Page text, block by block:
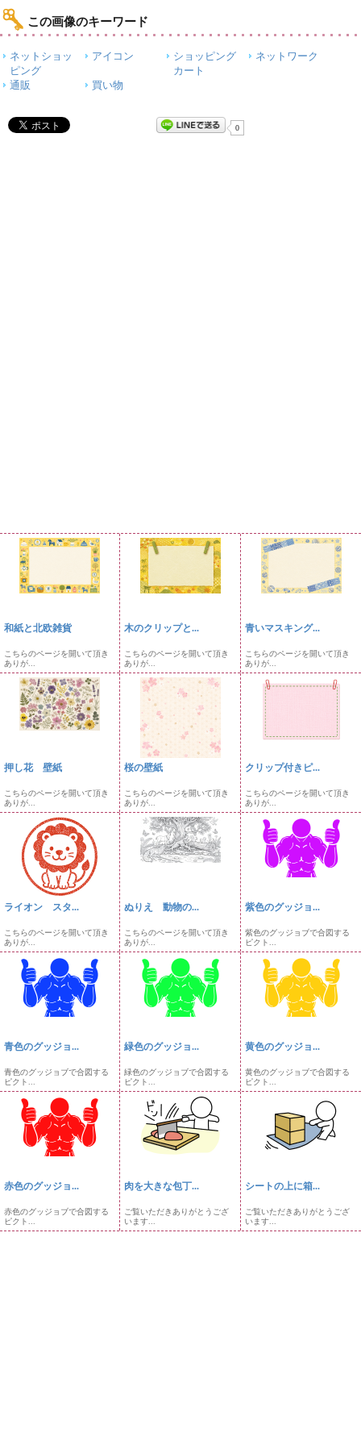
この画像のキーワード
ネットショッ
ピング
アイコン
ショッピング
カート
ネットワーク
通販 買い物
0
和紙と北欧雑貨
こちらのページを開いて頂き
ありが...
木のクリップと...
こちらのページを開いて頂き
ありが...
青いマスキング...
こちらのページを開いて頂き
ありが...
押し花 壁紙
こちらのページを開いて頂き
ありが...
桜の壁紙
こちらのページを開いて頂き
ありが...
クリップ付きピ...
こちらのページを開いて頂き
ありが...
ライオン スタ...
こちらのページを開いて頂き
ありが...
ぬりえ 動物の...
こちらのページを開いて頂き
ありが...
紫色のグッジョ...
紫色のグッジョブで合図する
ピクト...
青色のグッジョ...
青色のグッジョブで合図する
ピクト...
緑色のグッジョ...
緑色のグッジョブで合図する
ピクト...
黄色のグッジョ...
黄色のグッジョブで合図する
ピクト...
赤色のグッジョ...
赤色のグッジョブで合図する
ピクト...
肉を大きな包丁...
ご覧いただきありがとうござ
います...
シートの上に箱...
ご覧いただきありがとうござ
います...